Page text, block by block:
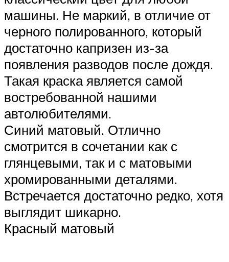
машины. Не маркий, в отличие от
черного полированного, который
достаточно капризен из-за
появления разводов после дождя.
Такая краска является самой
востребованной нашими
автолюбителями.
Синий матовый. Отлично
смотрится в сочетании как с
глянцевыми, так и с матовыми
хромированными деталями.
Встречается достаточно редко, хотя
выглядит шикарно.
Красный матовый